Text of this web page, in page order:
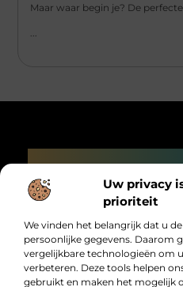
Uw privacy
prioriteit
We vinden het belangrijk dat u
persoonlijke gegevens. Daarom
vergelijkbare technologieën om
verbeteren. Deze tools helpen
gebruikt en maken het mogelijk
Maar waar begin je? De
...
Bericht categorie